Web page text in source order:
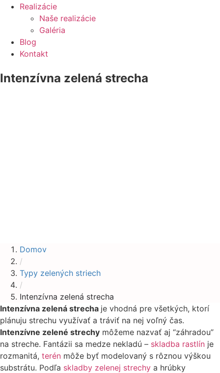
Realizácie
Naše realizácie
Galéria
Blog
Kontakt
Intenzívna zelená strecha
Domov
/
Typy zelených striech
/
Intenzívna zelená strecha
Intenzívna zelená strecha je vhodná pre všetkých, ktorí
plánuju strechu využívať a tráviť na nej voľný čas.
Intenzívne zelené strechy môžeme nazvať aj “záhradou”
na streche. Fantázii sa medze nekladú – skladba rastlín je
rozmanitá, terén môže byť modelovaný s rôznou výškou
substrátu. Podľa skladby zelenej strechy a hrúbky